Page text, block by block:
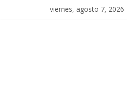
viernes, agosto 7, 2026